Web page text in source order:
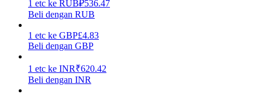
Menghasilkan
1 etc ke RUB₽536.47
Beli dengan RUB
1 etc ke GBP£4.83
Beli dengan GBP
1 etc ke INR₹620.42
Beli dengan INR